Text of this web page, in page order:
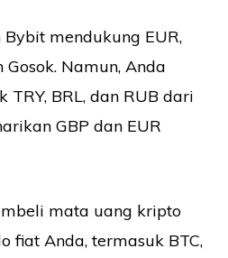
mendukung EUR,
Gosok. Namun, Anda
BRL, dan RUB dari
GBP dan EUR
mata uang kripto
fiat Anda, termasuk BTC,